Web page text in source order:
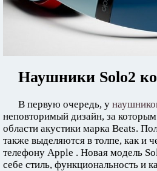
Наушники Solo2
В первую очередь, у
неповторимый дизайн, за которым
области акустики марка Beats.
также выделяются в толпе, как и
телефону Apple . Новая модель
себе стиль, функциональность и